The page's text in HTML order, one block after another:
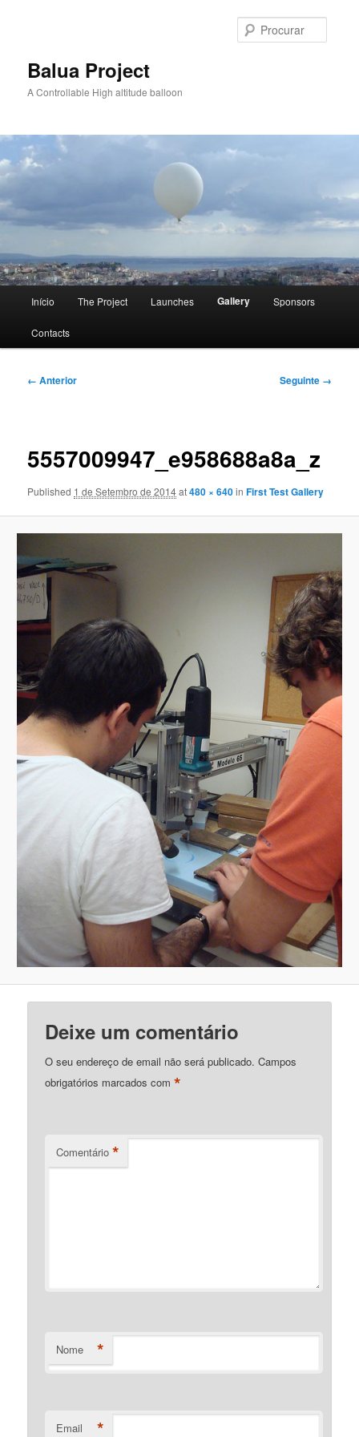
primárioBalua Project
A Controllable High altitude balloon
principal
Início The Project Launches Gallery Sponsors
Contacts
Navegação
← Anterior Seguinte →
5557009947_e958688a8a_z
Published 1 de Setembro de 2014at480 × 640inFirst Test Gallery
Deixe um comentário
O seu endereço de email não será publicado. Campos
obrigatórios marcados com*
Comentário *
Nome *
Email *